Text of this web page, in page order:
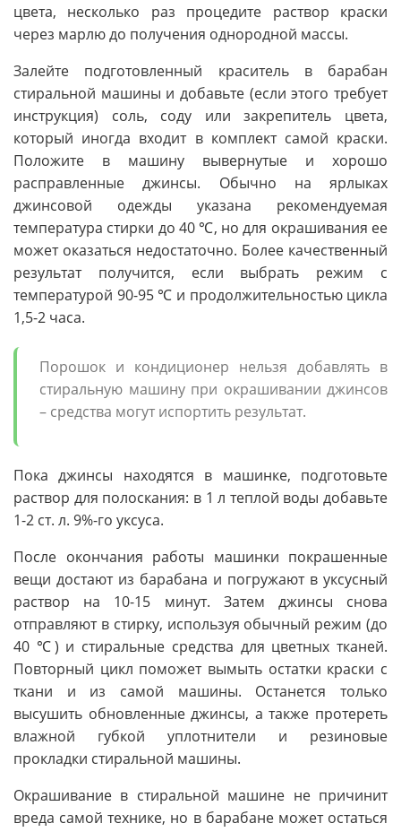
цвета, несколько раз процедите раствор краски
через марлю до получения однородной массы.
Залейте подготовленный краситель в барабан
стиральной машины и добавьте (если этого требует
инструкция) соль, соду или закрепитель цвета,
который иногда входит в комплект самой краски.
Положите в машину вывернутые и хорошо
расправленные джинсы. Обычно на ярлыках
джинсовой одежды указана рекомендуемая
температура стирки до 40 ℃, но для окрашивания ее
может оказаться недостаточно. Более качественный
результат получится, если выбрать режим с
температурой 90-95 ℃ и продолжительностью цикла
1,5-2 часа.
Порошок и кондиционер нельзя добавлять в
стиральную машину при окрашивании джинсов
– средства могут испортить результат.
Пока джинсы находятся в машинке, подготовьте
раствор для полоскания: в 1 л теплой воды добавьте
1-2 ст. л. 9%-го уксуса.
После окончания работы машинки покрашенные
вещи достают из барабана и погружают в уксусный
раствор на 10-15 минут. Затем джинсы снова
отправляют в стирку, используя обычный режим (до
40 ℃) и стиральные средства для цветных тканей.
Повторный цикл поможет вымыть остатки краски с
ткани и из самой машины. Останется только
высушить обновленные джинсы, а также протереть
влажной губкой уплотнители и резиновые
прокладки стиральной машины.
Окрашивание в стиральной машине не причинит
вреда самой технике, но в барабане может остаться